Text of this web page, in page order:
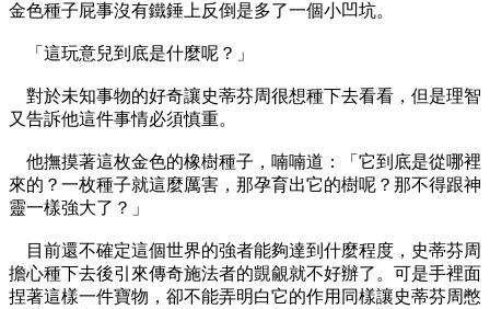
金色種子屁事沒有鐵錘上反倒是多了一個小凹坑。
「這玩意兒到底是什麼呢？」
對於未知事物的好奇讓史蒂芬周很想種下去看看，但是理智
又告訴他這件事情必須慎重。
他撫摸著這枚金色的橡樹種子，喃喃道：「它到底是從哪裡
來的？一枚種子就這麼厲害，那孕育出它的樹呢？那不得跟神
靈一樣強大了？」
目前還不確定這個世界的強者能夠達到什麼程度，史蒂芬周
擔心種下去後引來傳奇施法者的覬覦就不好辦了。可是手裡面
捏著這樣一件寶物，卻不能弄明白它的作用同樣讓史蒂芬周憋